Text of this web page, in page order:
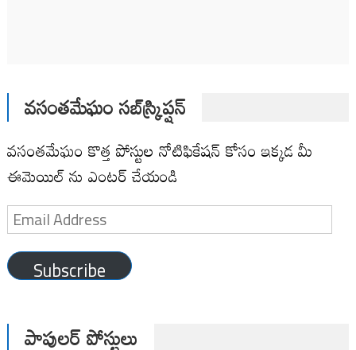
వసంతమేఘం సబ్‌స్క్రిప్షన్
వసంతమేఘం కొత్త పోస్టుల నోటిఫికేషన్ కోసం ఇక్కడ మీ
ఈమెయిల్ ను ఎంటర్ చేయండి
Email
Address
Subscribe
పాపులర్ పోస్టులు